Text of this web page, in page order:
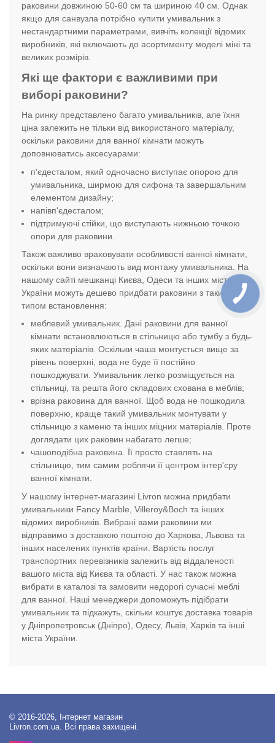
раковини довжиною 50-60 см та шириною 40 см. Однак
якщо для санвузла потрібно купити умивальник з
нестандартними параметрами, вивчіть колекції відомих
виробників, які включають до асортименту моделі міні та
великих розмірів.
Які ще фактори є важливими при
виборі раковини?
На ринку представлено багато умивальників, але їхня
ціна залежить не тільки від використаного матеріалу,
оскільки раковини для ванної кімнати можуть
доповнюватись аксесуарами:
п'єдесталом, який одночасно виступає опорою для
умивальника, ширмою для сифона та завершальним
елементом дизайну;
напівп'єдесталом;
підтримуючі стійки, що виступають нижньою точкою
опори для раковини.
Також важливо враховувати особливості ванної кімнати,
оскільки вони визначають вид монтажу умивальника. На
нашому сайті мешканці Києва, Одеси та інших міст
України можуть дешево придбати раковини з таким
типом встановлення:
меблевий умивальник. Дані раковини для ванної
кімнати встановлюються в стільницю або тумбу з будь-
яких матеріалів. Оскільки чаша монтується вище за
рівень поверхні, вода не буде її постійно
пошкоджувати. Умивальник легко розміщується на
стільниці, та решта його складових схована в меблів;
врізна раковина для ванної. Щоб вода не пошкодила
поверхню, краще такий умивальник монтувати у
стільницю з каменю та інших міцних матеріалів. Проте
доглядати цих раковин набагато легше;
чашоподібна раковина. Її просто ставлять на
стільницю, тим самим роблячи її центром інтер'єру
ванної кімнати.
У нашому інтернет-магазині Livron можна придбати
умивальники Fancy Marble, Villeroy&Boch та інших
відомих виробників. Вибрані вами раковини ми
відправимо з доставкою поштою до Харкова, Львова та
інших населених пунктів країни. Вартість послуг
транспортних перевізників залежить від віддаленості
вашого міста від Києва та області. У нас також можна
вибрати в каталозі та замовити недорогі сучасні меблі
для ванної. Наші менеджери допоможуть підібрати
умивальник та підкажуть, скільки коштує доставка товарів
у Дніпропетровськ (Дніпро), Одесу, Львів, Харків та інші
міста України.
© 2016-2026, Інтернет магазин
Livron.com.ua. Всі права захищені.